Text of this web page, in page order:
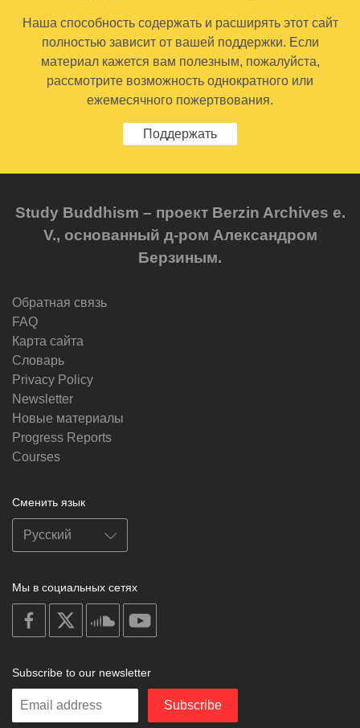
Наша способность содержать и расширять этот сайт
полностью зависит от вашей поддержки. Если
материал кажется вам полезным, пожалуйста,
рассмотрите возможность однократного или
ежемесячного пожертвования.
Поддержать
Study Buddhism – проект Berzin Archives e.
V., основанный д-ром Александром
Берзиным.
Обратная связь
FAQ
Карта сайта
Словарь
Privacy Policy
Newsletter
Новые материалы
Progress Reports
Courses
Сменить язык
Мы в социальных сетях
on
facebook
soundcloud
Subscribe to our newsletter
Enter
Subscribe